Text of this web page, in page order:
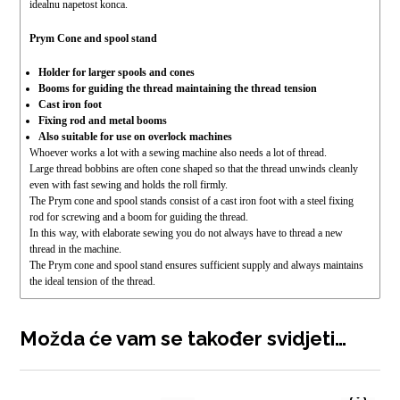
idealnu napetost konca.
Prym Cone and spool stand
Holder for larger spools and cones
Booms for guiding the thread maintaining the thread tension
Cast iron foot
Fixing rod and metal booms
Also suitable for use on overlock machines
Whoever works a lot with a sewing machine also needs a lot of thread.
Large thread bobbins are often cone shaped so that the thread unwinds cleanly
even with fast sewing and holds the roll firmly.
The Prym cone and spool stands consist of a cast iron foot with a steel fixing
rod for screwing and a boom for guiding the thread.
In this way, with elaborate sewing you do not always have to thread a new
thread in the machine.
The Prym cone and spool stand ensures sufficient supply and always maintains
the ideal tension of the thread.
Možda će vam se također svidjeti…